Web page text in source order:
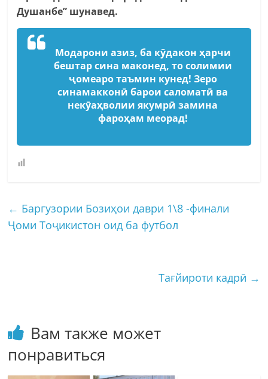
Душанбе” шунавед.
Модарони азиз, ба кӯдакон ҳарчи
бештар сина маконед, то солимии
ҷомеаро таъмин кунед! Зеро
синамакконӣ барои саломатӣ ва
некӯаҳволии якумрӣ замина
фароҳам меорад!
← Баргузории Бозиҳои даври 1\8 -финали
Ҷоми Тоҷикистон оид ба футбол
Тағйироти кадрӣ →
Вам также может
понравиться